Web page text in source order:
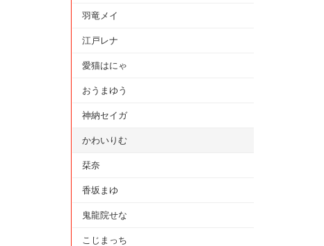
羽竜メイ
江戸レナ
愛猫はにゃ
おうまゆう
神納セイガ
かわいりむ
栞奈
香坂まゆ
鬼龍院せな
こじまっち